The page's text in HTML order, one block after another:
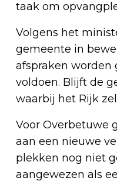
taak om
Volgens het
gemeente in
afspraken worden
voldoen. Blijft de
waarbij het Rijk
Voor Overbetuwe
aan een nieuwe
plekken nog niet
aangewezen als